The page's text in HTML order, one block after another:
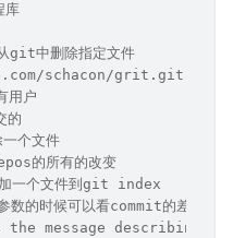
中删除指定文件
schacon/grit.git 从服务器
户
个文件
的所有的改变
个文件到git index
时候可以看commit的差异
message describing the